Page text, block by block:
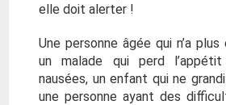
elle doit alerter !
Une personne âgée qui n’a plus
un malade qui perd
nausées, un enfant qui ne
une personne ayant des